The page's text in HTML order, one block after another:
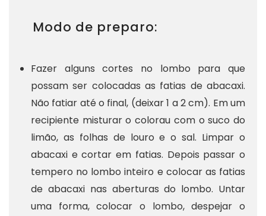
Modo de preparo:
Fazer alguns cortes no lombo para que
possam ser colocadas as fatias de abacaxi.
Não fatiar até o final, (deixar 1 a 2 cm). Em um
recipiente misturar o colorau com o suco do
limão, as folhas de louro e o sal. Limpar o
abacaxi e cortar em fatias. Depois passar o
tempero no lombo inteiro e colocar as fatias
de abacaxi nas aberturas do lombo. Untar
uma forma, colocar o lombo, despejar o